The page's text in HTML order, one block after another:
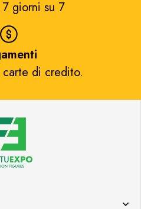
giorni su 7​
carte di credito.​